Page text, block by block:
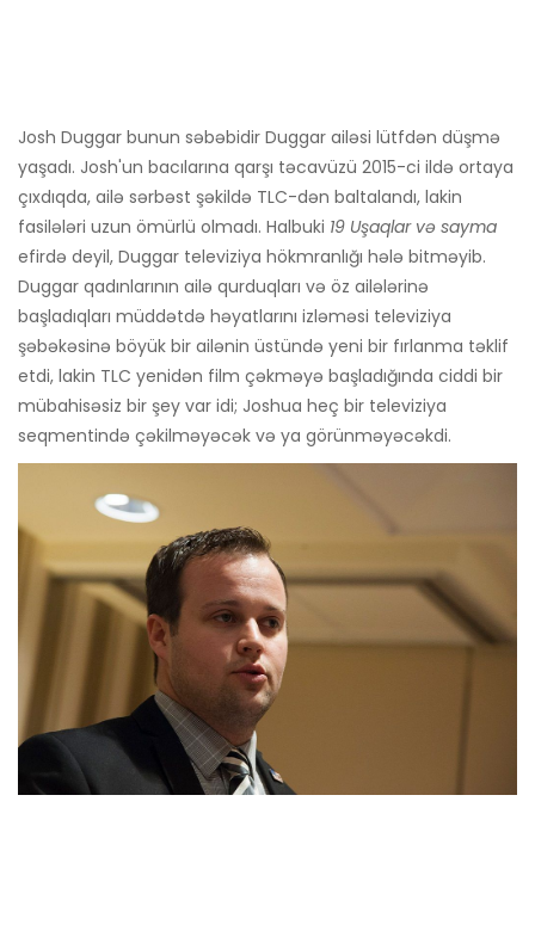
Josh Duggar bunun səbəbidir Duggar ailəsi lütfdən düşmə
yaşadı. Josh'un bacılarına qarşı təcavüzü 2015-ci ildə ortaya
çıxdıqda, ailə sərbəst şəkildə TLC-dən baltalandı, lakin
fasilələri uzun ömürlü olmadı. Halbuki 19 Uşaqlar və sayma
efirdə deyil, Duggar televiziya hökmranlığı hələ bitməyib.
Duggar qadınlarının ailə qurduqları və öz ailələrinə
başladıqları müddətdə həyatlarını izləməsi televiziya
şəbəkəsinə böyük bir ailənin üstündə yeni bir fırlanma təklif
etdi, lakin TLC yenidən film çəkməyə başladığında ciddi bir
mübahisəsiz bir şey var idi; Joshua heç bir televiziya
seqmentində çəkilməyəcək və ya görünməyəcəkdi.